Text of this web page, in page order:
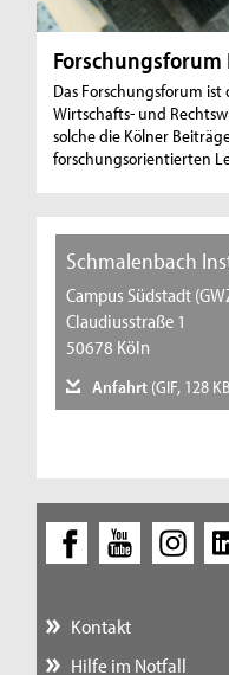
Forschungsforum
Das Forschungsforum
Wirtschafts- und
solche die Kölner
forschungsorientierten
Schmalenbach
Campus Südstadt
Claudiusstraße 1
50678 Köln
Anfahrt (GIF, 128
Kontakt
Hilfe im Notfall